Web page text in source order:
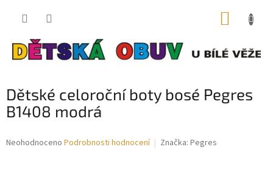
Dětské celoroční boty bosé Pegres
B1408 modrá
Průměrné
Neohodnoceno Podrobnosti hodnocení Značka: Pegres